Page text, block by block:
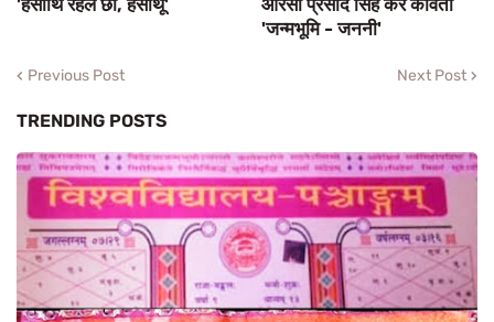
'जन्मभूमि - जननी'
Previous Post Next Post
TRENDING POSTS